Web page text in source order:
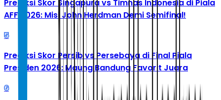
Prediksi Skor Singapura vs Timnas Indonesia di Piala
AFF 2026: Misi John Herdman Demi Semifinal!
5
Prediksi Skor Persib vs Persebaya di Final Piala
Presiden 2026: Maung Bandung Favorit Juara
6